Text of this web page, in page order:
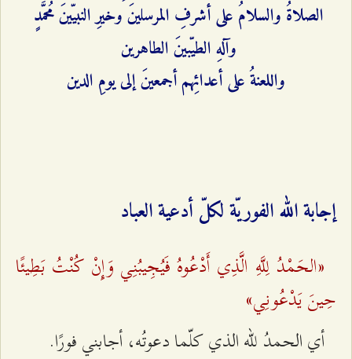
الصلاةُ والسلامُ على أشرفِ المرسلينَ وخيرِ النبيّينَ مُحمَّدٍ
وآلهِ الطيّبينَ الطاهرين
واللعنةُ على أعدائِهم أجمعينَ إلى يومِ الدين
إجابة الله الفوريّة لكلّ أدعية العباد
«الحَمْدُ لِلَّهِ الَّذِي أَدْعُوهُ فَيُجِيبُنِي وَإِنْ كُنْتُ بَطِيئًا
حِينَ يَدْعُونِي»
أي الحمدُ للّه الذي كلّما دعوتُه، أجابني فورًا.